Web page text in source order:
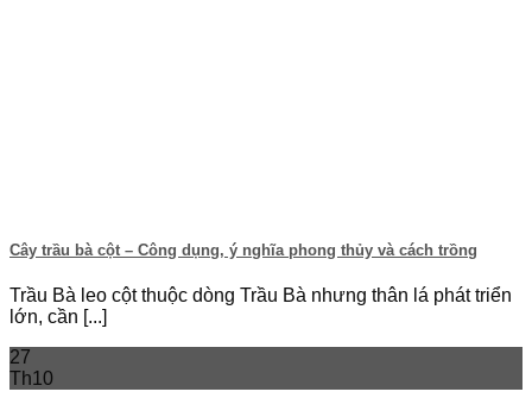
Cây trầu bà cột – Công dụng, ý nghĩa phong thủy và cách trồng
Trầu Bà leo cột thuộc dòng Trầu Bà nhưng thân lá phát triển
lớn, cần [...]
27
Th10